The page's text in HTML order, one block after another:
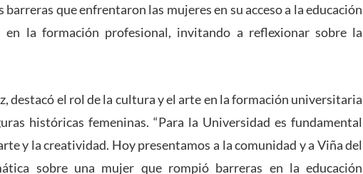
barreras que enfrentaron las mujeres en su acceso a la educación
en la formación profesional, invitando a reflexionar sobre la
destacó el rol de la cultura y el arte en la formación universitaria
históricas femeninas. “Para la Universidad es fundamental
y la creatividad. Hoy presentamos a la comunidad y a Viña del
sobre una mujer que rompió barreras en la educación